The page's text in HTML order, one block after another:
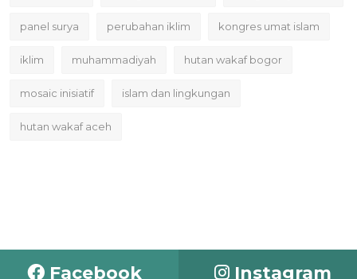
panel surya perubahan iklim kongres umat islam
iklim muhammadiyah hutan wakaf bogor
mosaic inisiatif islam dan lingkungan
hutan wakaf aceh
Facebook Instagram